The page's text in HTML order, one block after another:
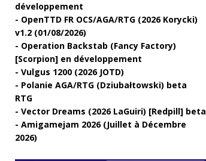
développement
OpenTTD FR OCS/AGA/RTG (2026 Korycki)
v1.2 (01/08/2026)
Operation Backstab (Fancy Factory)
[Scorpion] en développement
Vulgus 1200 (2026 JOTD)
Polanie AGA/RTG (Dziubałtowski) beta
RTG
Vector Dreams (2026 LaGuiri) [Redpill] beta
Amigamejam 2026 (Juillet à Décembre
2026)